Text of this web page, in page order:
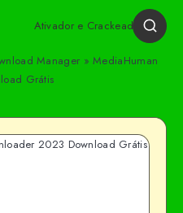
Manager »MediaHuman
Grátis